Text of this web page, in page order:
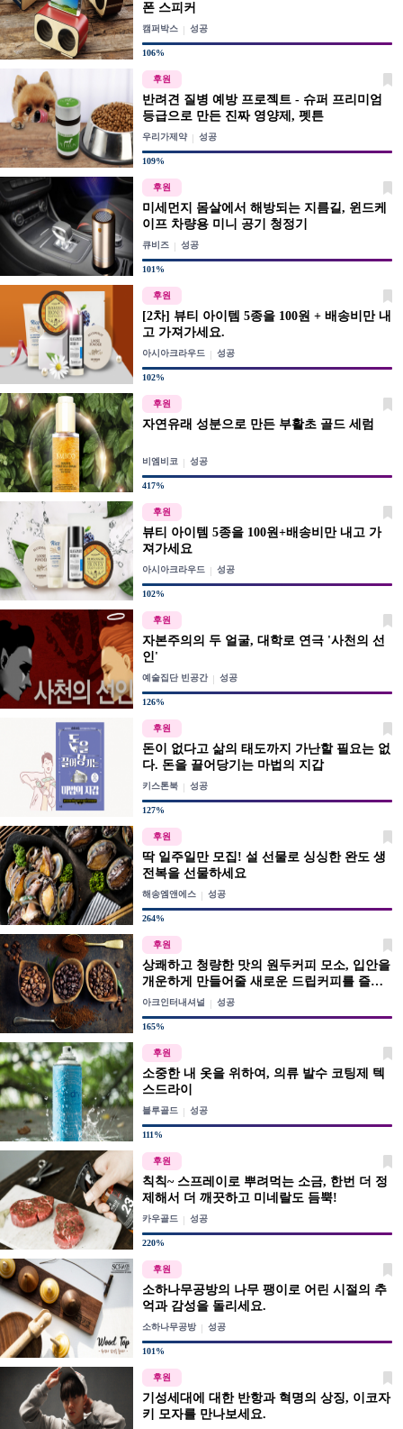
폰 스피커
캠퍼박스 성공
106%
후원
반려견 질병 예방 프로젝트 - 슈퍼 프리미엄
등급으로 만든 진짜 영양제, 펫튼
우리가제약 성공
109%
후원
미세먼지 몸살에서 해방되는 지름길, 윈드케
이프 차량용 미니 공기 청정기
큐비즈 성공
101%
후원
[2차] 뷰티 아이템 5종을 100원 + 배송비만 내
고 가져가세요.
아시아크라우드 성공
102%
후원
자연유래 성분으로 만든 부활초 골드 세럼
비엠비코 성공
417%
후원
뷰티 아이템 5종을 100원+배송비만 내고 가
져가세요
아시아크라우드 성공
102%
후원
자본주의의 두 얼굴, 대학로 연극 '사천의 선
인'
예술집단 빈공간 성공
126%
후원
돈이 없다고 삶의 태도까지 가난할 필요는 없
다. 돈을 끌어당기는 마법의 지갑
키스톤북 성공
127%
후원
딱 일주일만 모집! 설 선물로 싱싱한 완도 생
전복을 선물하세요
해송엠앤에스 성공
264%
후원
상쾌하고 청량한 맛의 원두커피 모소, 입안을
개운하게 만들어줄 새로운 드립커피를 즐겨
보세요
아크인터내셔널 성공
165%
후원
소중한 내 옷을 위하여, 의류 발수 코팅제 텍
스드라이
블루골드 성공
111%
후원
칙칙~ 스프레이로 뿌려먹는 소금, 한번 더 정
제해서 더 깨끗하고 미네랄도 듬뿍!
카우골드 성공
220%
후원
소하나무공방의 나무 팽이로 어린 시절의 추
억과 감성을 돌리세요.
소하나무공방 성공
101%
후원
기성세대에 대한 반항과 혁명의 상징, 이코자
키 모자를 만나보세요.